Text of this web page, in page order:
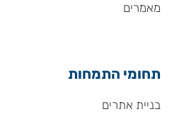
מאמרים
תחומי התמחות
בניית אתרים